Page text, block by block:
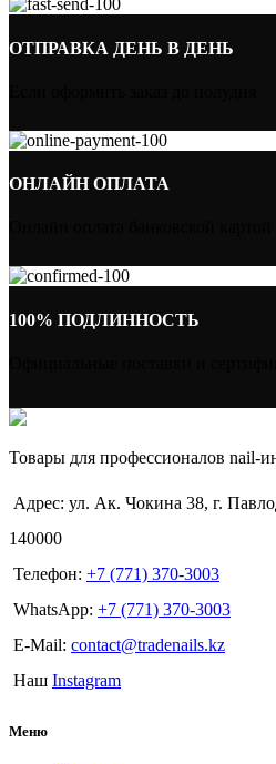
ОТПРАВКА ДЕНЬ В ДЕНЬ
ОНЛАЙН ОПЛАТА
100% ПОДЛИННОСТЬ
Товары для профессионалов nail-
Адрес: ул. Ак. Чокина 38, г.
140000
Телефон: +7 (771) 370-3003
WhatsApp: +7 (771) 370-3003
E-Mail: contact@tradenails.kz
Наш Instagram
Меню